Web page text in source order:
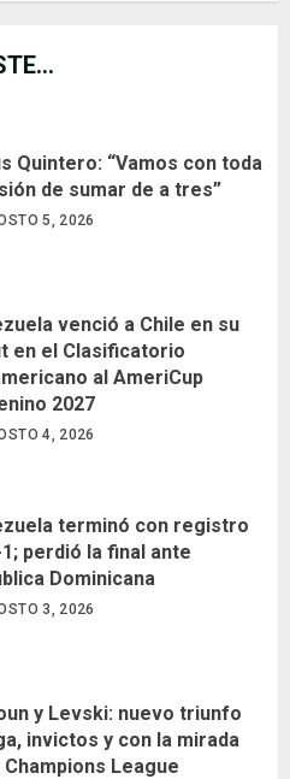
Quintero: “Vamos con toda
de sumar de a tres”
5, 2026
venció a Chile en su
en el Clasificatorio
al AmeriCup
2027
4, 2026
terminó con registro
perdió la final ante
Dominicana
3, 2026
y Levski: nuevo triunfo
invictos y con la mirada
Champions League